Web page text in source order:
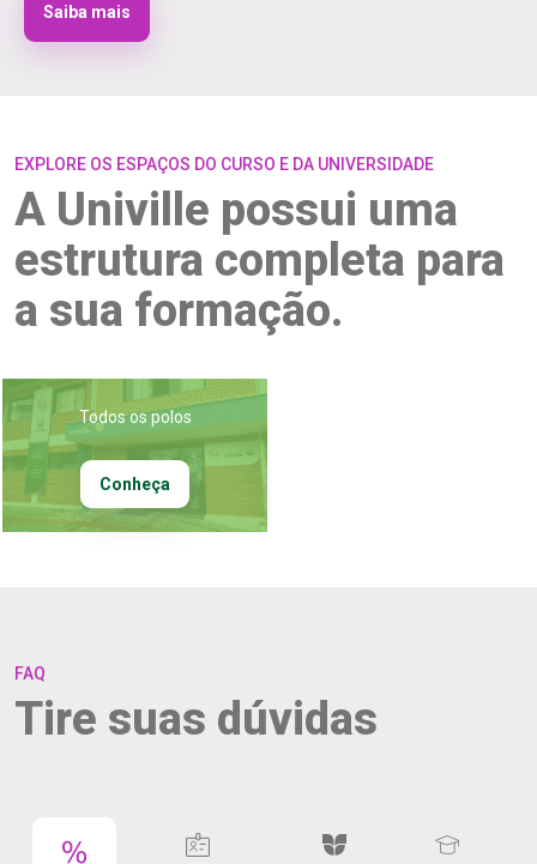
Saiba mais
EXPLORE OS ESPAÇOS DO CURSO E DA UNIVERSIDADE
A Univille possui uma
estrutura completa para
a sua formação.
Todos os polos
Conheça
FAQ
Tire suas dúvidas